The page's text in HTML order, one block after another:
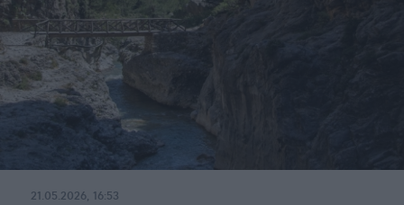
21.05.2026, 16:53